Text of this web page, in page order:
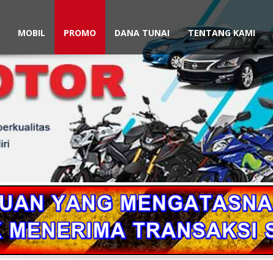
MOBIL PROMO DANA TUNAI TENTANG KAMI